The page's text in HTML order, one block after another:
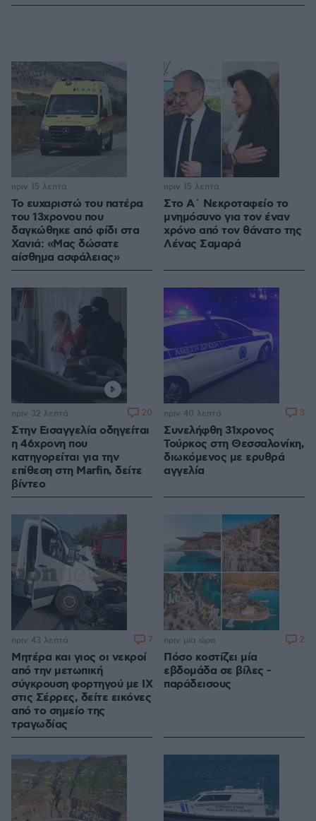
Το ευχαριστώ του πατέρα
του 13χρονου που
δαγκώθηκε από φίδι στα
Χανιά: «Μας δώσατε
αίσθημα ασφάλειας»
πριν 15 λεπτά
Στο Α΄ Νεκροταφείο το
μνημόσυνο για τον έναν
χρόνο από τον θάνατο της
Λένας Σαμαρά
πριν 15 λεπτά
Στην Εισαγγελία οδηγείται
η 46χρονη που
κατηγορείται για την
επίθεση στη Marfin, δείτε
βίντεο
πριν 32 λεπτά 20
Συνελήφθη 31χρονος
Τούρκος στη Θεσσαλονίκη,
διωκόμενος με ερυθρά
αγγελία
πριν 40 λεπτά 3
Μητέρα και γιος οι νεκροί
από την μετωπική
σύγκρουση φορτηγού με ΙΧ
στις Σέρρες, δείτε εικόνες
από το σημείο της
τραγωδίας
πριν 43 λεπτά 7
Πόσο κοστίζει μία
εβδομάδα σε βίλες -
παράδεισους
πριν μία ώρα 2